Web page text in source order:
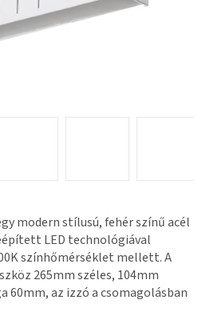
modern stílusú, fehér színű acél
LED technológiával
színhőmérséklet mellett. A
265mm széles, 104mm
60mm, az izzó a csomagolásban